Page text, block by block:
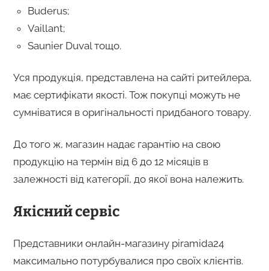
Buderus;
Vaillant;
Saunier Duval тощо.
Уся продукція, представлена на сайті ритейлера,
має сертифікати якості. Тож покупці можуть не
сумніватися в оригінальності придбаного товару.
До того ж, магазин надає гарантію на свою
продукцію на термін від 6 до 12 місяців в
залежності від категорії, до якої вона належить.
Якісний сервіс
Представники онлайн-магазину piramida24
максимально потурбувалися про своїх клієнтів.